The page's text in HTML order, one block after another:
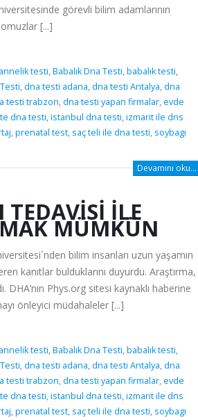
görevli bilim adamlarının
[...]
annelik testi,Babalık Dna Testi,babalık testi,
,dna testi adana,dna testi Antalya,dna
testi trabzon,dna testi yapan firmalar,evde
dna testi,istanbul dna testi,izmarit ile dns
,prenatal test, saç teli ile dna testi, soybagı
Devamını oku...
TEDAVISI İLE
MÜMKÜN
bilim insanları uzun yaşamın
kanıtlar bulduklarını duyurdu. Araştırma,
DHA’nın Phys.org sitesi kaynaklı haberine
önleyici müdahaleler [...]
annelik testi,Babalık Dna Testi,babalık testi,
,dna testi adana,dna testi Antalya,dna
testi trabzon,dna testi yapan firmalar,evde
dna testi,istanbul dna testi,izmarit ile dns
,prenatal test, saç teli ile dna testi, soybagı